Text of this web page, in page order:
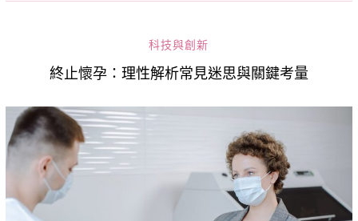
科技與創新
終止懷孕：理性解析常見迷思與關鍵考量